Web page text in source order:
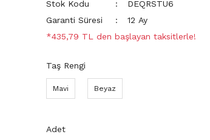
Stok Kodu
DEQRSTU6
Garanti Süresi
12 Ay
*435,79 TL den başlayan taksitlerle!
Taş Rengi
Mavi Beyaz
Adet